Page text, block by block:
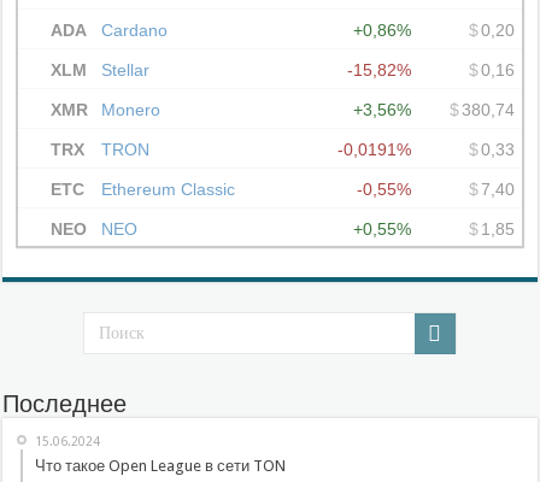
Последнее
15.06.2024
Что такое Open League в сети TON